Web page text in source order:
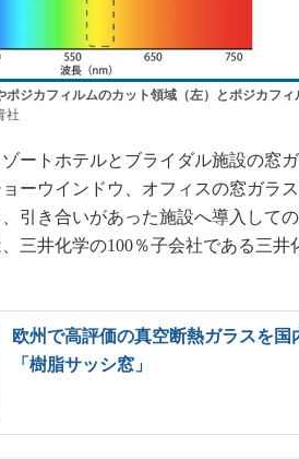
ポジカフィルムのカット領域（左）とポジカフ
社
ートホテルとブライダル施設の窓
ーウインドウ、オフィスの窓ガラ
引き合いがあった施設へ導入して
三井化学の100％子会社である三井
欧州で高評価の真空断熱ガラスを
「樹脂サッシ窓」